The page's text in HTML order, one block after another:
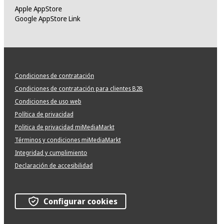
Apple AppStore
Google AppStore Link
Condiciones de contratación
Condiciones de contratación para clientes B2B
Condiciones de uso web
Política de privacidad
Politica de privacidad miMediaMarkt
Términos y condiciones miMediaMarkt
Integridad y cumplimiento
Declaración de accesibilidad
Configurar cookies